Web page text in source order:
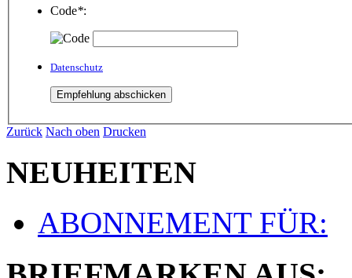
Code*:
Datenschutz
Zurück Nach oben Drucken
NEUHEITEN
ABONNEMENT FÜR: